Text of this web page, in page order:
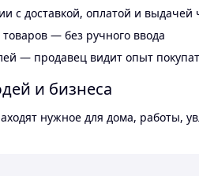
с доставкой, оплатой и выдачей
— без ручного ввода
— продавец видит опыт
и бизнеса
нужное для дома, работы,